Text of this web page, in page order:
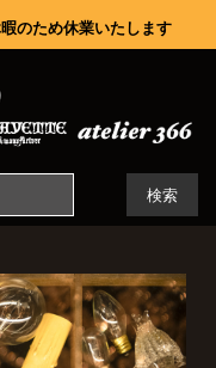
のため休業いたします
検索